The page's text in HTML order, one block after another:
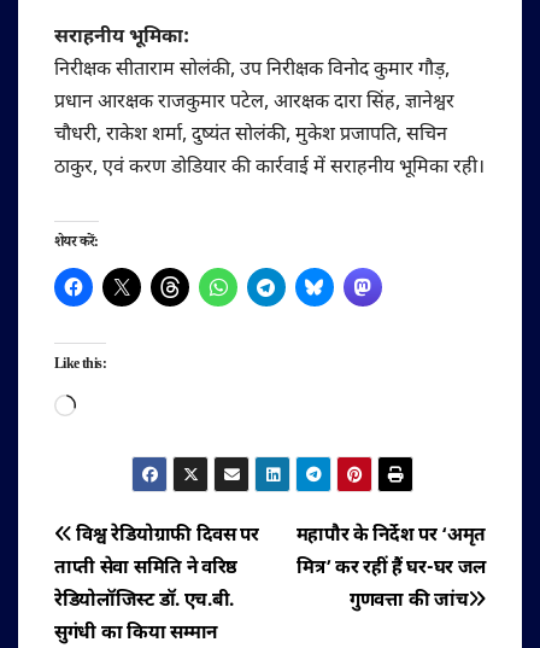
सराहनीय भूमिका:
निरीक्षक सीताराम सोलंकी, उप निरीक्षक विनोद कुमार गौड़,
प्रधान आरक्षक राजकुमार पटेल, आरक्षक दारा सिंह, ज्ञानेश्वर
चौधरी, राकेश शर्मा, दुष्यंत सोलंकी, मुकेश प्रजापति, सचिन
ठाकुर, एवं करण डोडियार की कार्रवाई में सराहनीय भूमिका रही।
शेयर करें:
Like this:
Loading…
पोस्ट
नेविगेशन
महापौर के निर्देश पर ‘अमृत
मित्र’ कर रहीं हैं घर-घर जल
गुणवत्ता की जांच
विश्व रेडियोग्राफी दिवस पर
ताप्ती सेवा समिति ने वरिष्ठ
रेडियोलॉजिस्ट डॉ. एच.बी.
सुगंधी का किया सम्मान